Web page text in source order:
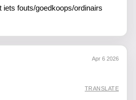
iets fouts/goedkoops/ordinairs
Apr 6 2026
TRANSLATE